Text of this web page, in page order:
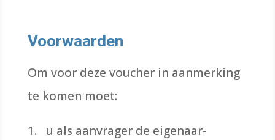
Voorwaarden
Om voor deze voucher in aanmerking
te komen moet:
u als aanvrager de eigenaar-